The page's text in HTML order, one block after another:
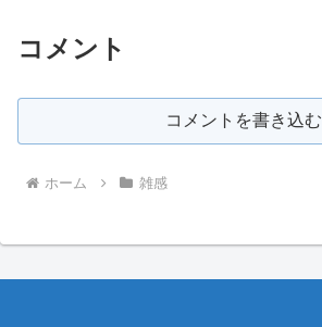
コメント
コメントを書き込む
ホーム 雑感